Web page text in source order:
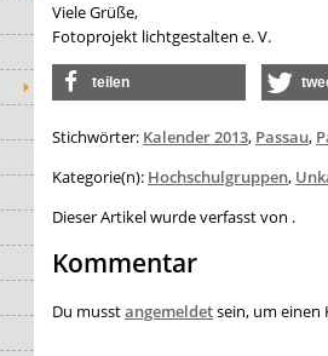
Viele Grüße,
Fotoprojekt lichtgestalten e. V.
teilen
Stichwörter: Kalender 2013, Passau,
Kategorie(n): Hochschulgruppen,
Dieser Artikel wurde verfasst von .
Kommentar
Du musstangemeldetsein, um einen